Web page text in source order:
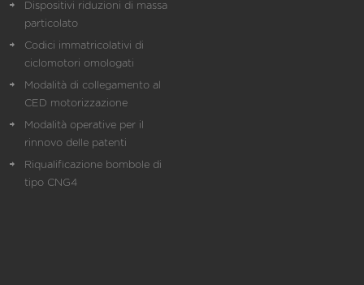
Dispositivi riduzioni di massa
particolato
Codici immatricolativi di
ciclomotori omologati
Modalità di collegamento al
CED motorizzazione
Modalità operative per il
rinnovo delle patenti
Riqualificazione bombole di
tipo CNG4